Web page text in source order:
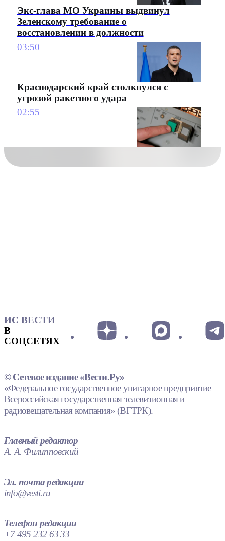
Экс-глава МО Украины выдвинул
Зеленскому требование о
восстановлении в должности
03:50
Краснодарский край столкнулся с
угрозой ракетного удара
02:55
ИС ВЕСТИ
В
СОЦСЕТЯХ
© Сетевое издание «Вести.Ру»
«Федеральное государственное унитарное предприятие
Всероссийская государственная телевизионная и
радиовещательная компания» (ВГТРК).
Главный редактор
А. А. Филипповский
Эл. почта редакции
info@vesti.ru
Телефон редакции
+7 495 232 63 33